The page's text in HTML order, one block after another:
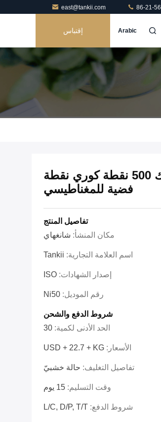
east@tankii.com 86-21-
Arabic إقتباس
Ni50Fe لينة المغناطيسي الصلب سبائك 500 نقطة كوري نقطة
فضية للمغناطيسي
تفاصيل المنتج
مكان المنشأ: شانغهاي
اسم العلامة التجارية: Tankii
إصدار الشهادات: ISO
رقم الموديل: Ni50
شروط الدفع والشحن
الحد الأدنى لكمية: 30
الأسعار: USD + 22.7 + KG
تفاصيل التغليف: حالة خشبيّ
وقت التسليم: 15 يوم
شروط الدفع: L/C, D/P, T/T